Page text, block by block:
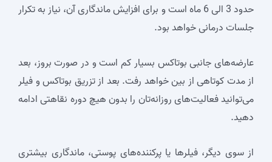
حدود 3 الی 6 ماه است و برای افزایش ماندگاری آن، نیاز به تکرار
جلسات درمانی خواهد بود.
عارضه‌های جانبی بوتاکس بسیار کم است و در صورت بروز، بعد
از مدت کوتاهی از بین خواهد رفت. بعد از تزریق بوتاکس و فیلر
می‌توانید فعالیت‌های روزانه‌تان را بدون هیچ دوره نقاهتی ادامه
دهید.
از سوی دیگر، فیلرها یا پرکننده‌های پوستی، ماندگاری بیشتری